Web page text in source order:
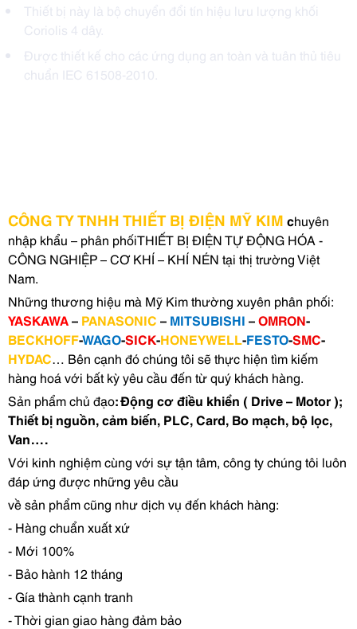
Thiết bị này là bộ chuyển đổi tín hiệu lưu lượng khối
Coriolis 4 dây.
Được thiết kế cho các ứng dụng an toàn và tuân thủ tiêu
chuẩn IEC 61508-2010.
CÔNG TY TNHH THIẾT BỊ ĐIỆN MỸ KIM chuyên
nhập khẩu – phân phốiTHIẾT BỊ ĐIỆN TỰ ĐỘNG HÓA -
CÔNG NGHIỆP – CƠ KHÍ – KHÍ NÉN tại thị trường Việt
Nam.
Những thương hiệu mà Mỹ Kim thường xuyên phân phối:
YASKAWA– PANASONIC – MITSUBISHI –OMRON-
BECKHOFF-WAGO-SICK-HONEYWELL-FESTO-SMC-
HYDAC… Bên cạnh đó chúng tôi sẽ thực hiện tìm kiếm
hàng hoá với bất kỳ yêu cầu đến từ quý khách hàng.
Sản phẩm chủ đạo: Động cơ điều khiển ( Drive – Motor );
Thiết bị nguồn, cảm biến, PLC, Card, Bo mạch, bộ lọc,
Van….
Với kinh nghiệm cùng với sự tận tâm, công ty chúng tôi luôn
đáp ứng được những yêu cầu
về sản phẩm cũng như dịch vụ đến khách hàng:
- Hàng chuẩn xuất xứ
- Mới 100%
- Bảo hành 12 tháng
- Gía thành cạnh tranh
- Thời gian giao hàng đảm bảo